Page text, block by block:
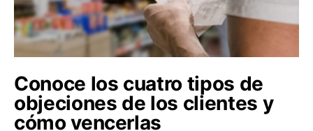
Conoce los cuatro tipos de
objeciones de los clientes y
cómo vencerlas